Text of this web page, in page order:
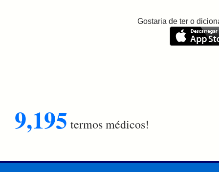
Gostaria de ter o
9,195 termos médicos!